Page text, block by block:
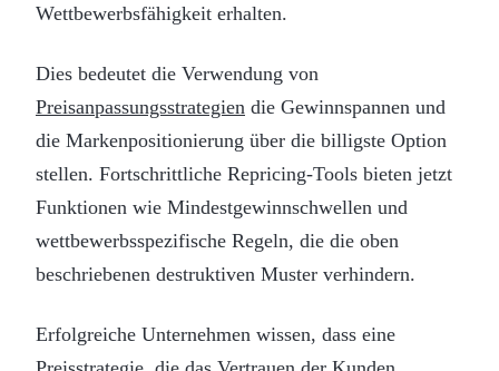
Wettbewerbsfähigkeit erhalten.
Dies bedeutet die Verwendung von
Preisanpassungsstrategien die Gewinnspannen und
die Markenpositionierung über die billigste Option
stellen. Fortschrittliche Repricing-Tools bieten jetzt
Funktionen wie Mindestgewinnschwellen und
wettbewerbsspezifische Regeln, die die oben
beschriebenen destruktiven Muster verhindern.
Erfolgreiche Unternehmen wissen, dass eine